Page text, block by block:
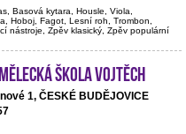
Basová kytara, Housle, Viola,
Hoboj, Fagot, Lesní roh, Trombon,
nástroje, Zpěv klasický, Zpěv populární
škola Vojtěch
1, ČESKÉ BUDĚJOVICE